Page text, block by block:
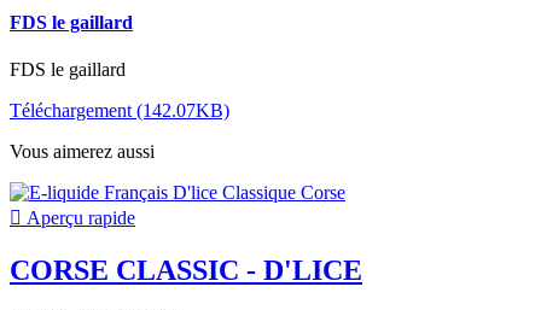
FDS le gaillard
FDS le gaillard
Téléchargement (142.07KB)
Vous aimerez aussi
 Aperçu rapide
CORSE CLASSIC - D'LICE